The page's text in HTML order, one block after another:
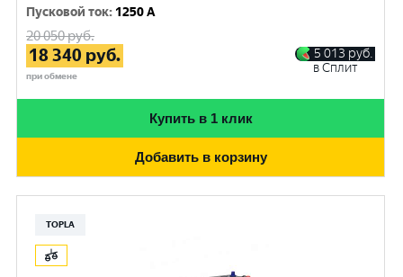
Пусковой ток: 1250 A
20 050руб.
18 340 руб.
при обмене
5 013 руб.
в Сплит
Купить в 1 клик
Добавить в корзину
TOPLA